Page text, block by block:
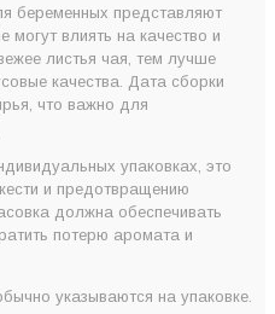
беременных представляют
могут влиять на качество и
листья чая, тем лучше
качества. Дата сборки
что важно для
упаковках, это
и предотвращению
должна обеспечивать
потерю аромата и
указываются на упаковке.